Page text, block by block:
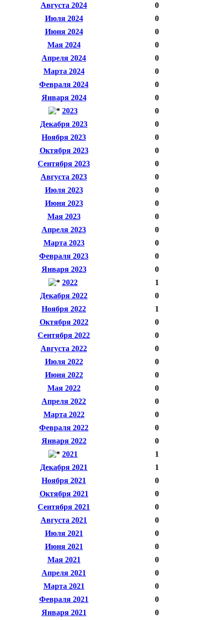
Августа 2024
0
Июля 2024
0
Июня 2024
0
Мая 2024
0
Апреля 2024
0
Марта 2024
0
Февраля 2024
0
Января 2024
0
2023
0
Декабря 2023
0
Ноября 2023
0
Октября 2023
0
Сентября 2023
0
Августа 2023
0
Июля 2023
0
Июня 2023
0
Мая 2023
0
Апреля 2023
0
Марта 2023
0
Февраля 2023
0
Января 2023
0
2022
1
Декабря 2022
0
Ноября 2022
1
Октября 2022
0
Сентября 2022
0
Августа 2022
0
Июля 2022
0
Июня 2022
0
Мая 2022
0
Апреля 2022
0
Марта 2022
0
Февраля 2022
0
Января 2022
0
2021
1
Декабря 2021
1
Ноября 2021
0
Октября 2021
0
Сентября 2021
0
Августа 2021
0
Июля 2021
0
Июня 2021
0
Мая 2021
0
Апреля 2021
0
Марта 2021
0
Февраля 2021
0
Января 2021
0